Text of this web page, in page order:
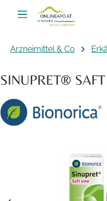
Zum Hauptinhalt springen
Arzneimittel & Co
SINUPRET®
Bildergalerie überspringen